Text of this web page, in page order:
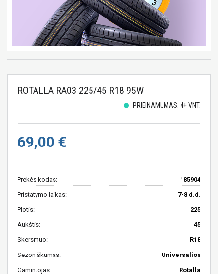
ROTALLA RA03 225/45 R18 95W
PRIEINAMUMAS: 4+ VNT.
69,00 €
Prekės kodas: 185904
Pristatymo laikas: 7-8 d.d.
Plotis: 225
Aukštis: 45
Skersmuo: R18
Sezoniškumas: Universalios
Gamintojas: Rotalla